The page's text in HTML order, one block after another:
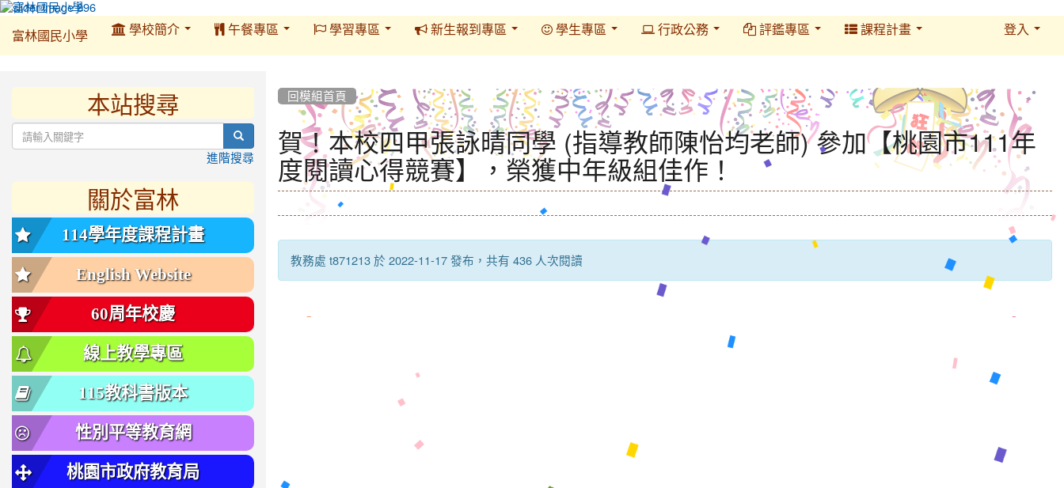
富林國民小學 學校簡介 午餐專區 學習專區 新生報到專區 學生專區 行政公務 評鑑專區 課程計畫 登入
回模組首頁
賀！本校四甲張詠晴同學 (指導教師陳怡均老師) 參加【桃園市111年
度閱讀心得競賽】，榮獲中年級組佳作！
教務處 t871213 於 2022-11-17 發布，共有 436 人次閱讀
本站搜尋
search
進階搜尋
關於富林
114學年度課程計畫
English Website
60周年校慶
線上教學專區
115教科書版本
性別平等教育網
桃園市政府教育局